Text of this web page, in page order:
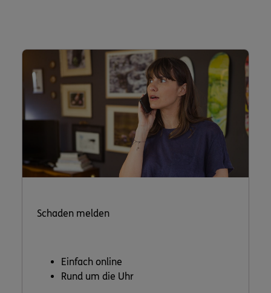
Schaden melden
Einfach online
Rund um die Uhr